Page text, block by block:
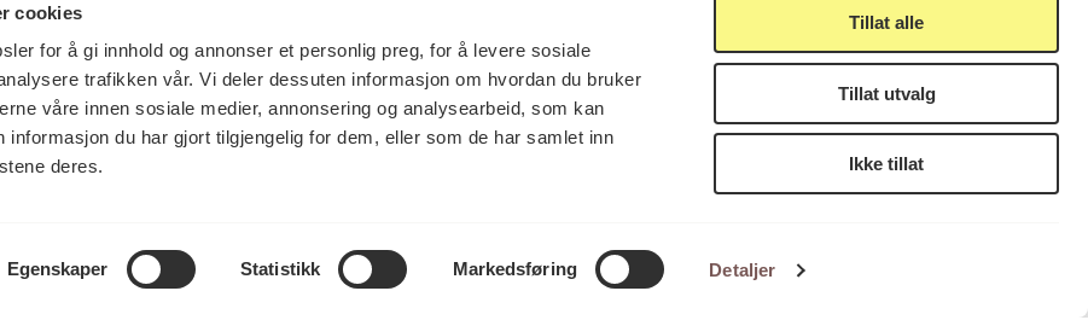
cookies
for å gi innhold og annonser et personlig preg, for å levere sosiale
trafikken vår. Vi deler dessuten informasjon om hvordan du bruker
våre innen sosiale medier, annonsering og analysearbeid, som kan
informasjon du har gjort tilgjengelig for dem, eller som de har samlet inn
deres.
Egenskaper Statistikk Markedsføring Detaljer
Tillat alle
Tillat utvalg
Ikke tillat
Løkkeveien,
Utbetaling og fakturering
Personvernerklæring
Nyhetsbrev
Offentlig postjournal
Oppdragsportalen
Tilgjengelighetserklæring